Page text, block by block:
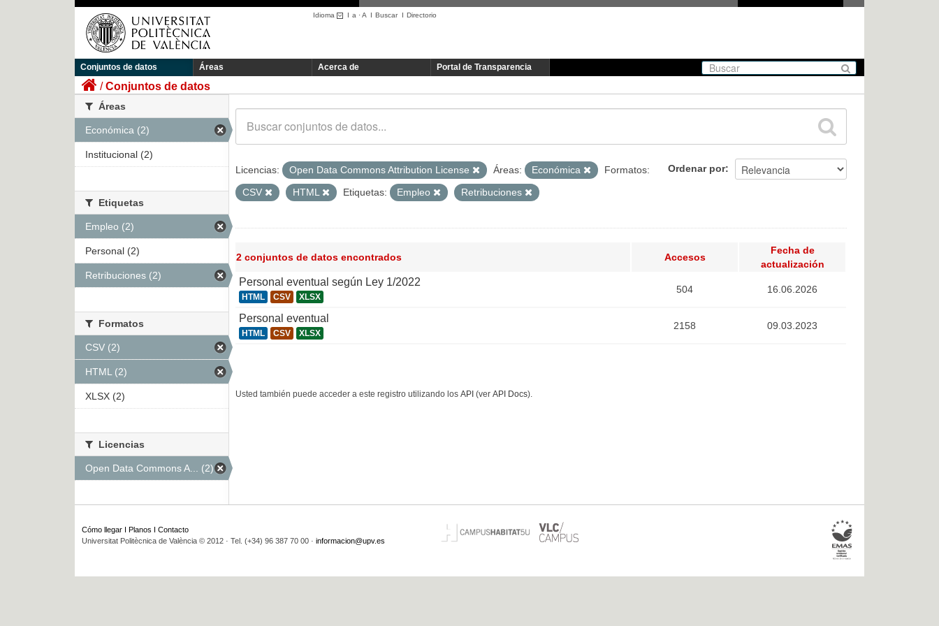
Idioma I a ·A I BuscarI Directorio
Conjuntos de datos Áreas Acerca de Portal de Transparencia
Conjuntos de datos
Ordenar por
Licencias: Open Data Commons Attribution License Áreas: Económica
Formatos:
CSV
HTML Etiquetas: Empleo Retribuciones
2 conjuntos de datos encontrados Accesos
Fecha de
actualización
Personal eventual según Ley 1/2022
HTML CSV XLSX
504 16.06.2026
Personal eventual
HTML CSV XLSX
2158 09.03.2023
Usted también puede acceder a este registro utilizando los API (ver API Docs).
Áreas
Económica (2)
Institucional (2)
Etiquetas
Empleo (2)
Personal (2)
Retribuciones (2)
Formatos
CSV (2)
HTML (2)
XLSX (2)
Licencias
Open Data Commons A... (2)
Cómo llegar Planos
Contacto
Universitat Politècnica de València © 2012 · Tel. (+34) 96 387 70 00 · informacion@upv.es